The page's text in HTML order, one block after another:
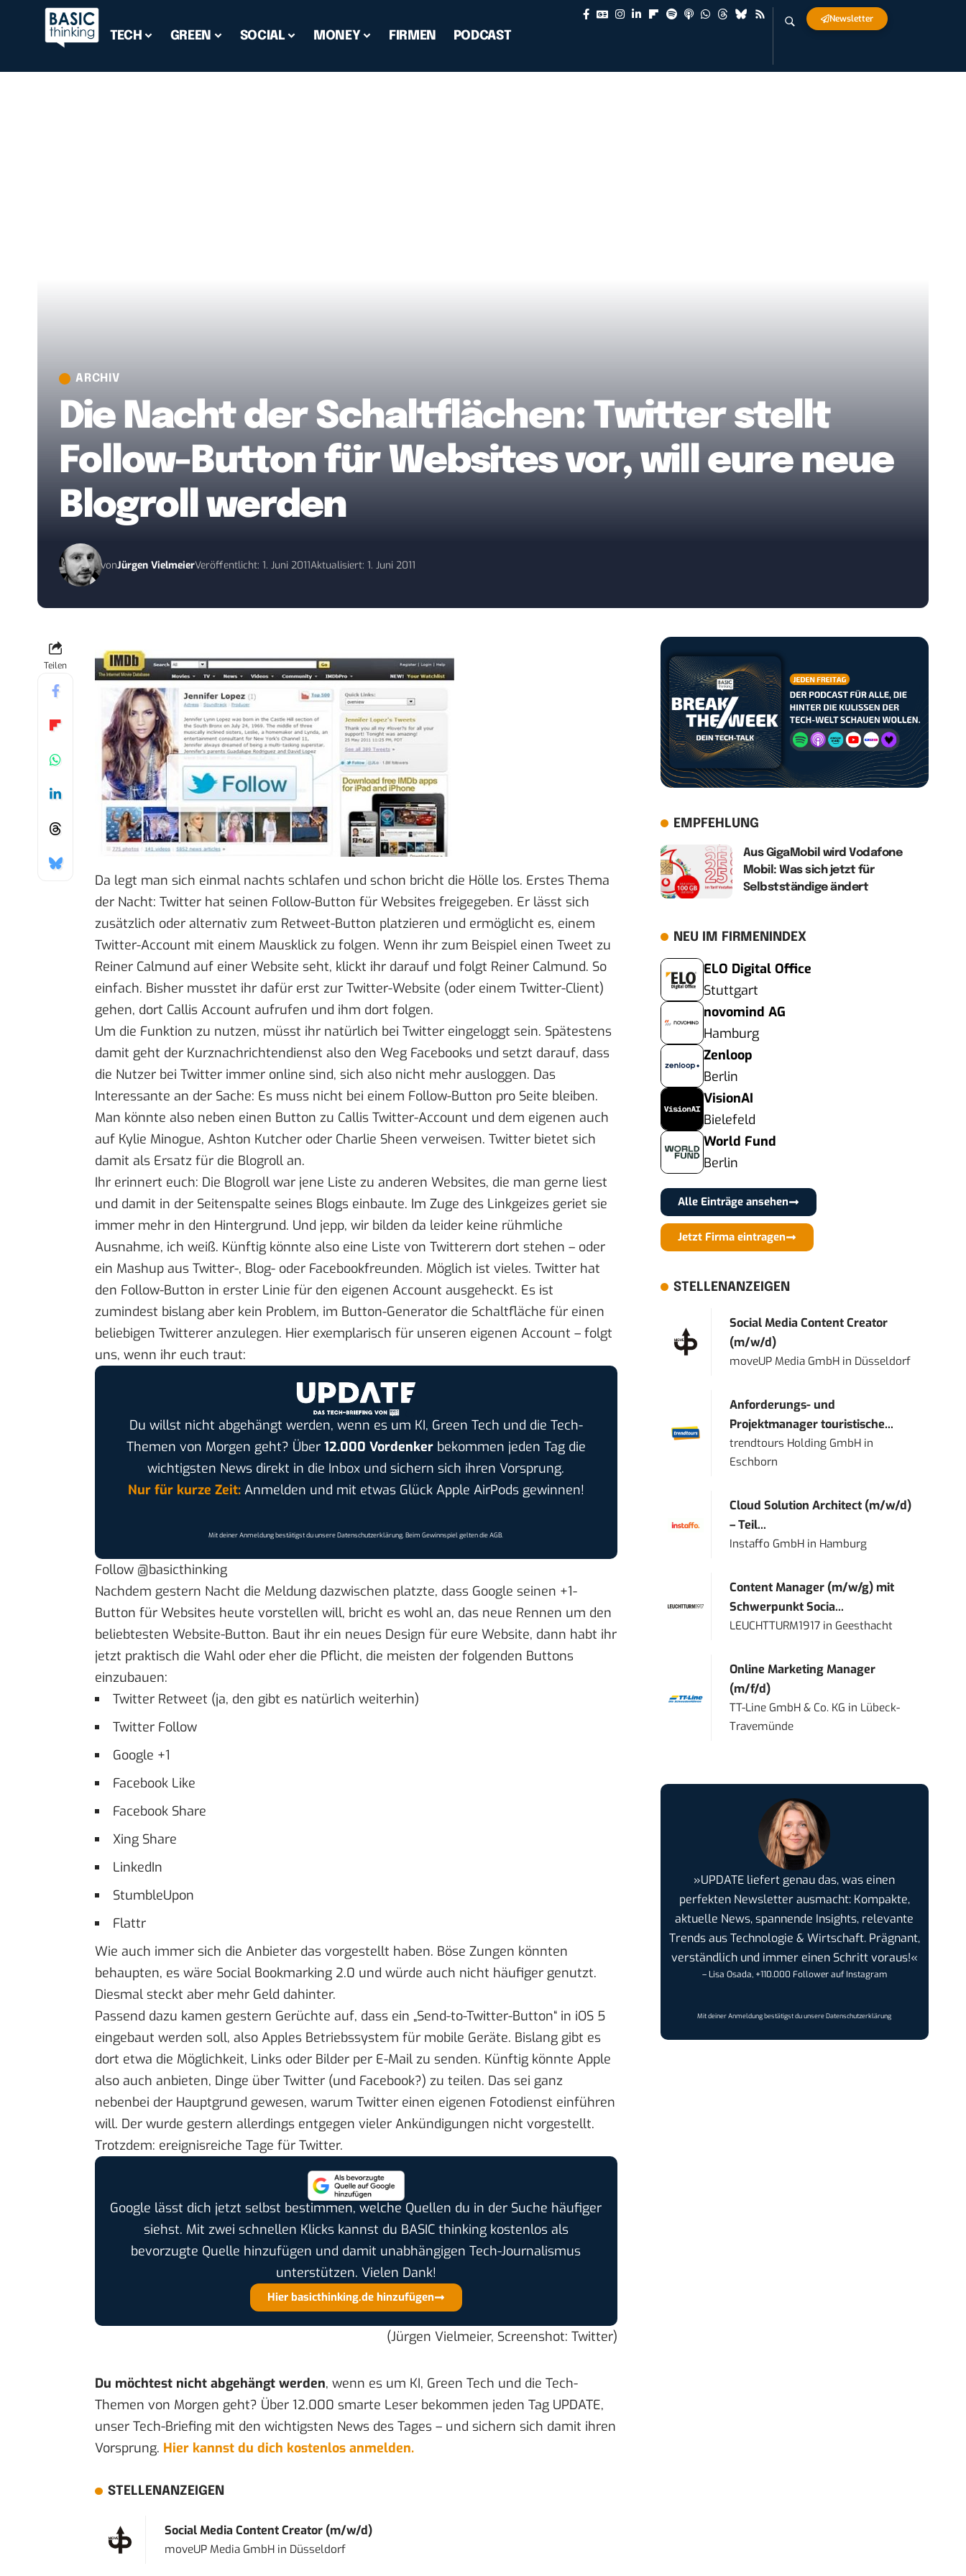
TECH GREEN SOCIAL MONEY FIRMEN PODCAST
Newsletter
ARCHIV
Die Nacht der Schaltflächen: Twitter stellt
Follow-Button für Websites vor, will eure neue
Blogroll werden
vonJürgen VielmeierVeröffentlicht: 1. Juni 2011Aktualisiert: 1. Juni 2011
Teilen
Da legt man sich einmal nachts schlafen und schon bricht die Hölle los. Erstes Thema
der Nacht: Twitter hat seinen Follow-Button für Websites freigegeben. Er lässt sich
zusätzlich oder alternativ zum Retweet-Button platzieren und ermöglicht es, einem
Twitter-Account mit einem Mausklick zu folgen. Wenn ihr zum Beispiel einen Tweet zu
Reiner Calmund auf einer Website seht, klickt ihr darauf und folgt Reiner Calmund. So
einfach. Bisher musstet ihr dafür erst zur Twitter-Website (oder einem Twitter-Client)
gehen, dort Callis Account aufrufen und ihm dort folgen.
Um die Funktion zu nutzen, müsst ihr natürlich bei Twitter eingeloggt sein. Spätestens
damit geht der Kurznachrichtendienst also den Weg Facebooks und setzt darauf, dass
die Nutzer bei Twitter immer online sind, sich also nicht mehr ausloggen. Das
Interessante an der Sache: Es muss nicht bei einem Follow-Button pro Seite bleiben.
Man könnte also neben einen Button zu Callis Twitter-Account und dem eigenen auch
auf Kylie Minogue, Ashton Kutcher oder Charlie Sheen verweisen. Twitter bietet sich
damit als Ersatz für die Blogroll an.
Ihr erinnert euch: Die Blogroll war jene Liste zu anderen Websites, die man gerne liest
und damit in der Seitenspalte seines Blogs einbaute. Im Zuge des Linkgeizes geriet sie
immer mehr in den Hintergrund. Und jepp, wir bilden da leider keine rühmliche
Ausnahme, ich weiß. Künftig könnte also eine Liste von Twitterern dort stehen – oder
ein Mashup aus Twitter-, Blog- oder Facebookfreunden. Möglich ist vieles. Twitter hat
den Follow-Button in erster Linie für den eigenen Account ausgeheckt. Es ist
zumindest bislang aber kein Problem, im Button-Generator die Schaltfläche für einen
beliebigen Twitterer anzulegen. Hier exemplarisch für unseren eigenen Account – folgt
uns, wenn ihr euch traut:
Du willst nicht abgehängt werden, wenn es um KI, Green Tech und die Tech-
Themen von Morgen geht? Über 12.000 Vordenkerbekommen jeden Tag die
wichtigsten News direkt in die Inbox und sichern sich ihren Vorsprung.
Nur für kurze Zeit:Anmelden und mit etwas Glück Apple AirPods gewinnen!
Mit deiner Anmeldung bestätigst du unsereDatenschutzerklärung. Beim Gewinnspiel gelten dieAGB.
Follow @basicthinking
Nachdem gestern Nacht die Meldung dazwischen platzte, dass Google seinen +1-
Button für Websites heute vorstellen will, bricht es wohl an, das neue Rennen um den
beliebtesten Website-Button. Baut ihr ein neues Design für eure Website, dann habt ihr
jetzt praktisch die Wahl oder eher die Pflicht, die meisten der folgenden Buttons
einzubauen:
Twitter Retweet (ja, den gibt es natürlich weiterhin)
Twitter Follow
Google +1
Facebook Like
Facebook Share
Xing Share
LinkedIn
StumbleUpon
Flattr
Wie auch immer sich die Anbieter das vorgestellt haben. Böse Zungen könnten
behaupten, es wäre Social Bookmarking 2.0 und würde auch nicht häufiger genutzt.
Diesmal steckt aber mehr Geld dahinter.
Passend dazu kamen gestern Gerüchte auf, dass ein „Send-to-Twitter-Button“ in iOS 5
eingebaut werden soll, also Apples Betriebssystem für mobile Geräte. Bislang gibt es
dort etwa die Möglichkeit, Links oder Bilder per E-Mail zu senden. Künftig könnte Apple
also auch anbieten, Dinge über Twitter (und Facebook?) zu teilen. Das sei ganz
nebenbei der Hauptgrund gewesen, warum Twitter einen eigenen Fotodienst einführen
will. Der wurde gestern allerdings entgegen vieler Ankündigungen nicht vorgestellt.
Trotzdem: ereignisreiche Tage für Twitter.
Google lässt dich jetzt selbst bestimmen, welche Quellen du in der Suche häufiger
siehst. Mit zwei schnellen Klicks kannst du BASIC thinking kostenlos als
bevorzugte Quelle hinzufügen und damit unabhängigen Tech-Journalismus
unterstützen. Vielen Dank!
Hier basicthinking.de hinzufügen
(Jürgen Vielmeier, Screenshot: Twitter)
Du möchtest nicht abgehängt werden, wenn es um KI, Green Tech und die Tech-
Themen von Morgen geht? Über 12.000 smarte Leser bekommen jeden Tag UPDATE,
unser Tech-Briefing mit den wichtigsten News des Tages – und sichern sich damit ihren
Vorsprung. Hier kannst du dich kostenlos anmelden.
STELLENANZEIGEN
Social Media Content Creator (m/w/d)
moveUP Media GmbHin Düsseldorf
EMPFEHLUNG
Aus GigaMobil wird Vodafone
Mobil: Was sich jetzt für
Selbstständige ändert
NEU IM FIRMENINDEX
ELO Digital Office
Stuttgart
novomind AG
Hamburg
Zenloop
Berlin
VisionAI
Bielefeld
World Fund
Berlin
Alle Einträge ansehen
Jetzt Firma eintragen
STELLENANZEIGEN
Social Media Content Creator
(m/w/d)
moveUP Media GmbH in Düsseldorf
Anforderungs- und
Projektmanager touristische...
trendtours Holding GmbH in
Eschborn
Cloud Solution Architect (m/w/d)
– Teil...
Instaffo GmbH in Hamburg
Content Manager (m/w/g) mit
Schwerpunkt Socia...
LEUCHTTURM1917 in Geesthacht
Online Marketing Manager
(m/f/d)
TT-Line GmbH & Co. KG in Lübeck-
Travemünde
»UPDATE liefert genau das, was einen
perfekten Newsletter ausmacht: Kompakte,
aktuelle News, spannende Insights, relevante
Trends aus Technologie & Wirtschaft. Prägnant,
verständlich und immer einen Schritt voraus!«
– Lisa Osada, +110.000 Follower auf Instagram
Mit deiner Anmeldung bestätigst du unsereDatenschutzerklärung